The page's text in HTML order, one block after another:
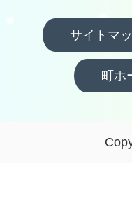
サイトマ
町ホ